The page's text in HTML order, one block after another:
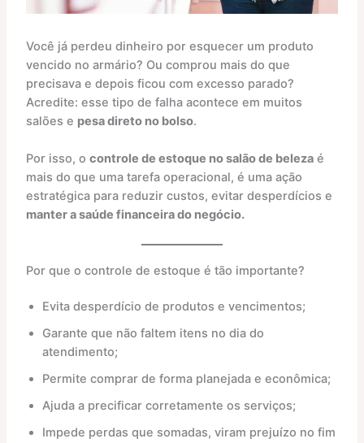
Você já perdeu dinheiro por esquecer um produto
vencido no armário? Ou comprou mais do que
precisava e depois ficou com excesso parado?
Acredite: esse tipo de falha acontece em muitos
salões e pesa direto no bolso.
Por isso, o controle de estoque no salão de belezaé
mais do que uma tarefa operacional, é uma ação
estratégica para reduzir custos, evitar desperdícios e
manter a saúde financeira do negócio.
Por que o controle de estoque é tão importante?
Evita desperdício de produtos e vencimentos;
Garante que não faltem itens no dia do
atendimento;
Permite comprar de forma planejada e econômica;
Ajuda a precificar corretamente os serviços;
Impede perdas que somadas, viram prejuízo no fim